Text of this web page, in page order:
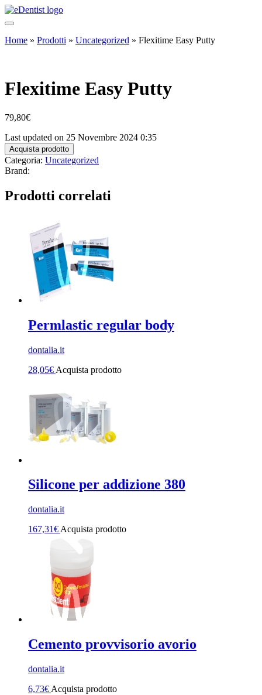
Home » Prodotti » Uncategorized » Flexitime Easy Putty
Flexitime Easy Putty
79,80€
Last updated on 25 Novembre 2024 0:35
Acquista prodotto
Categoria: Uncategorized
Brand:
Prodotti correlati
Permlastic regular body
dontalia.it
28,05€ Acquista prodotto
Silicone per addizione 380
dontalia.it
167,31€ Acquista prodotto
Cemento provvisorio avorio
dontalia.it
6,73€ Acquista prodotto